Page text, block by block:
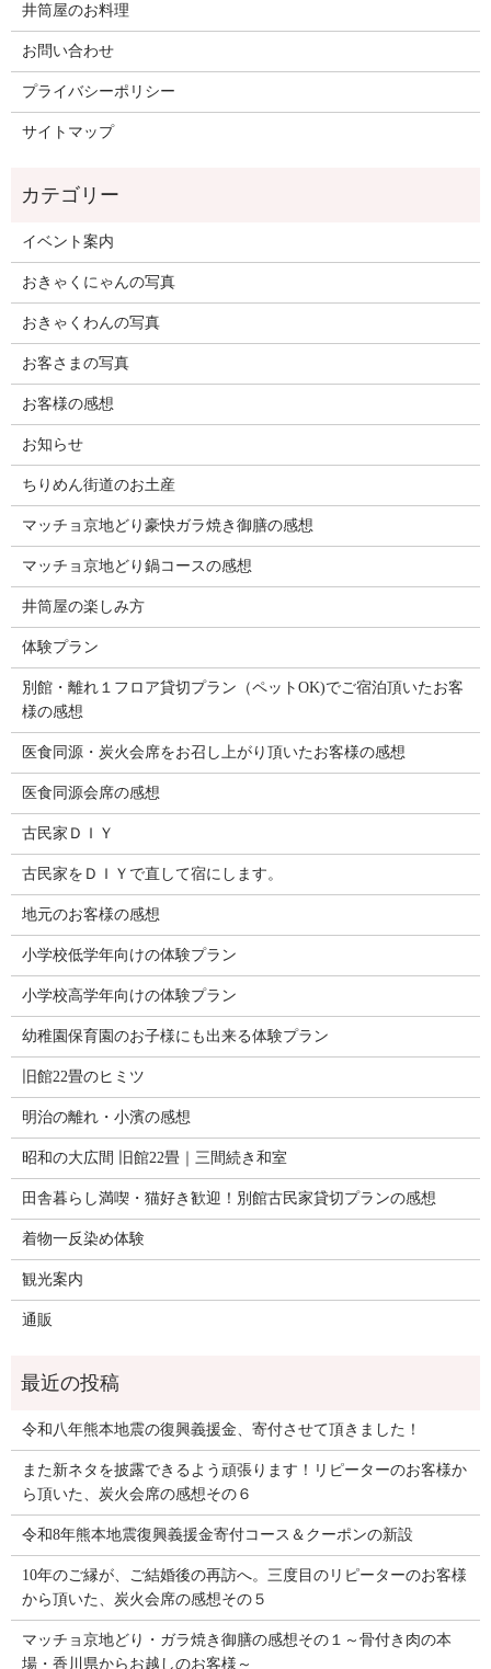
井筒屋のお料理
お問い合わせ
プライバシーポリシー
サイトマップ
イベント案内
おきゃくにゃんの写真
おきゃくわんの写真
お客さまの写真
お客様の感想
お知らせ
ちりめん街道のお土産
マッチョ京地どり豪快ガラ焼き御膳の感想
マッチョ京地どり鍋コースの感想
井筒屋の楽しみ方
体験プラン
別館・離れ１フロア貸切プラン（ペットOK)でご宿泊頂いたお客
様の感想
医食同源・炭火会席をお召し上がり頂いたお客様の感想
医食同源会席の感想
古民家ＤＩＹ
古民家をＤＩＹで直して宿にします。
地元のお客様の感想
小学校低学年向けの体験プラン
小学校高学年向けの体験プラン
幼稚園保育園のお子様にも出来る体験プラン
旧館22畳のヒミツ
明治の離れ・小濱の感想
昭和の大広間 旧館22畳｜三間続き和室
田舎暮らし満喫・猫好き歓迎！別館古民家貸切プランの感想
着物一反染め体験
観光案内
通販
令和八年熊本地震の復興義援金、寄付させて頂きました！
また新ネタを披露できるよう頑張ります！リピーターのお客様か
ら頂いた、炭火会席の感想その６
令和8年熊本地震復興義援金寄付コース＆クーポンの新設
10年のご縁が、ご結婚後の再訪へ。三度目のリピーターのお客様
から頂いた、炭火会席の感想その５
マッチョ京地どり・ガラ焼き御膳の感想その１～骨付き肉の本
場・香川県からお越しのお客様～